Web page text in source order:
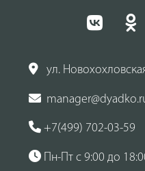
ул.
+7(499) 702-03-59
Пн-Пт с 9:00 до